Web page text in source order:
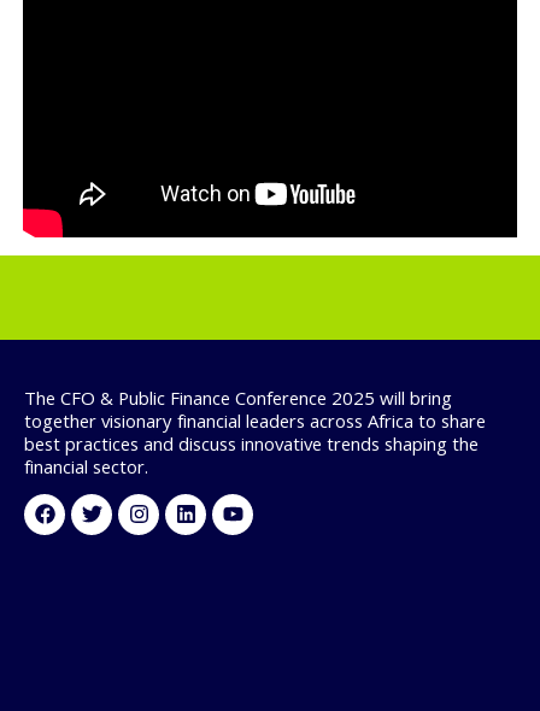
The CFO & Public Finance Conference 2025 will bring
together visionary financial leaders across Africa to share
best practices and discuss innovative trends shaping the
financial sector.
Facebook
TwitterInstagram
LinkedinYoutube